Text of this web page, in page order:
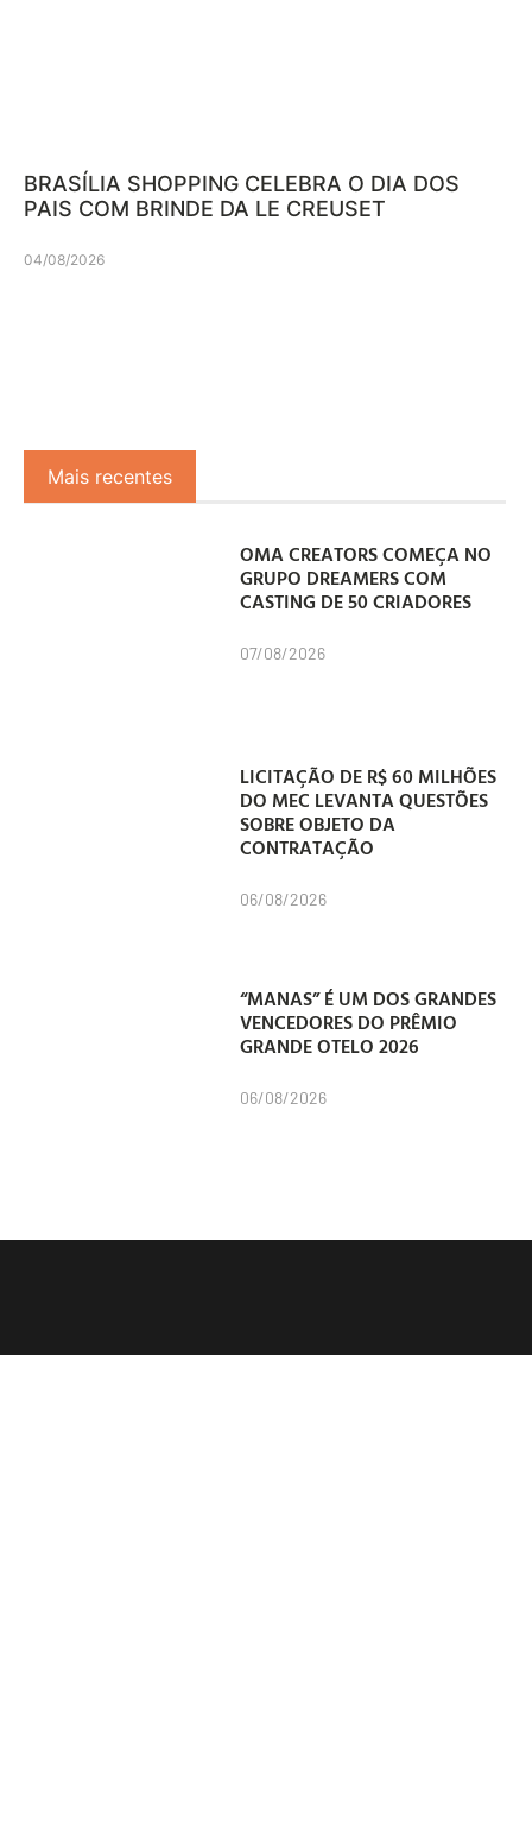
BRASÍLIA SHOPPING CELEBRA O DIA DOS
PAIS COM BRINDE DA LE CREUSET
04/08/2026
Mais recentes
OMA CREATORS COMEÇA NO
GRUPO DREAMERS COM
CASTING DE 50 CRIADORES
07/08/2026
LICITAÇÃO DE R$ 60 MILHÕES
DO MEC LEVANTA QUESTÕES
SOBRE OBJETO DA
CONTRATAÇÃO
06/08/2026
“MANAS” É UM DOS GRANDES
VENCEDORES DO PRÊMIO
GRANDE OTELO 2026
06/08/2026